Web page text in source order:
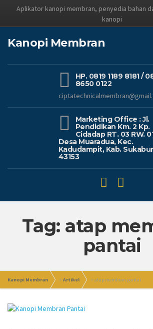
Aplikator kanopi membran, penyedia bahan
kanopi
Kanopi Membran
HP. 0819 1189 8181 /
8650 0122
Marketing Office : Jl.
Pendidikan Km. 2 Kp.
Cidadap RT. 03 RW.
Desa Muaradua, Kec.
Kadudampit, Kab.
43153
Tag: atap
pantai
Kanopi Membran >Artikel >atap membran pantai